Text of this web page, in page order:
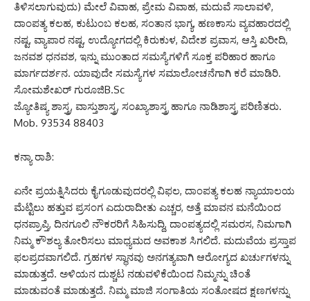
ತಿಳಿಸಲಾಗುವುದು) ಮೇಲೆ ವಿವಾಹ, ಪ್ರೇಮ ವಿವಾಹ, ಮದುವೆ ಸಾಲಾವಳಿ,
ದಾಂಪತ್ಯ ಕಲಹ, ಕುಟುಂಬ ಕಲಹ, ಸಂತಾನ ಭಾಗ್ಯ, ಹಣಕಾಸು ವ್ಯವಹಾರದಲ್ಲಿ
ನಷ್ಟ, ವ್ಯಾಪಾರ ನಷ್ಟ, ಉದ್ಯೋಗದಲ್ಲಿ ಕಿರುಕುಳ, ವಿದೇಶ ಪ್ರವಾಸ, ಆಸ್ತಿ ಖರೀದಿ,
ಜನವಶ ಧನವಶ, ಇನ್ನು ಮುಂತಾದ ಸಮಸ್ಯೆಗಳಿಗೆ ಸೂಕ್ತ ಪರಿಹಾರ ಹಾಗೂ
ಮಾರ್ಗದರ್ಶನ. ಯಾವುದೇ ಸಮಸ್ಯೆಗಳ ಸಮಾಲೋಚನೆಗಾಗಿ ಕರೆ ಮಾಡಿರಿ.
ಸೋಮಶೇಖರ್ ಗುರೂಜಿB.Sc
ಜ್ಯೋತಿಷ್ಯ ಶಾಸ್ತ್ರ, ವಾಸ್ತುಶಾಸ್ತ್ರ, ಸಂಖ್ಯಾಶಾಸ್ತ್ರ ಹಾಗೂ ನಾಡಿಶಾಸ್ತ್ರ ಪರಿಣಿತರು.
Mob. 93534 88403
ಕನ್ಯಾ ರಾಶಿ:
ಏನೇ ಪ್ರಯತ್ನಿಸಿದರು ಕೈಗೂಡುವುದರಲ್ಲಿ ವಿಫಲ, ದಾಂಪತ್ಯ ಕಲಹ ನ್ಯಾಯಾಲಯ
ಮೆಟ್ಟಿಲು ಹತ್ತುವ ಪ್ರಸಂಗ ಎದುರಾದೀತು ಎಚ್ಚರ, ಅತ್ತೆ ಮಾವನ ಮನೆಯಿಂದ
ಧನಪ್ರಾಪ್ತಿ, ದಿನಗೂಲಿ ನೌಕರರಿಗೆ ಸಿಹಿಸುದ್ದಿ, ದಾಂಪತ್ಯದಲ್ಲಿ ಸಮರಸ, ನಿಮಗಾಗಿ
ನಿಮ್ಮ ಕೌಶಲ್ಯ ತೋರಿಸಲು ಮಾಧ್ಯಮದ ಅವಕಾಶ ಸಿಗಲಿದೆ. ಮದುವೆಯ ಪ್ರಸ್ತಾಪ
ಫಲಪ್ರದವಾಗಲಿದೆ. ಗ್ರಹಗಳ ಸ್ಥಾನವು ಅನಗತ್ಯವಾಗಿ ಆರೋಗ್ಯದ ಖರ್ಚುಗಳನ್ನು
ಮಾಡುತ್ತದೆ. ಅಳಿಯನ ದುಶ್ಚಟ ನಡುವಳಿಕೆಯಿಂದ ನಿಮ್ಮನ್ನು ಚಿಂತೆ
ಮಾಡುವಂತೆ ಮಾಡುತ್ತದೆ. ನಿಮ್ಮ ಮಾಜಿ ಸಂಗಾತಿಯ ಸಂತೋಷದ ಕ್ಷಣಗಳನ್ನು